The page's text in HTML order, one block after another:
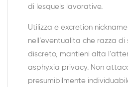
di lesquels lavorative.
Utilizza e excretion
nell’eventualita che razza di
discreto, mantieni alta
asphyxia privacy. Non
presumibilmente